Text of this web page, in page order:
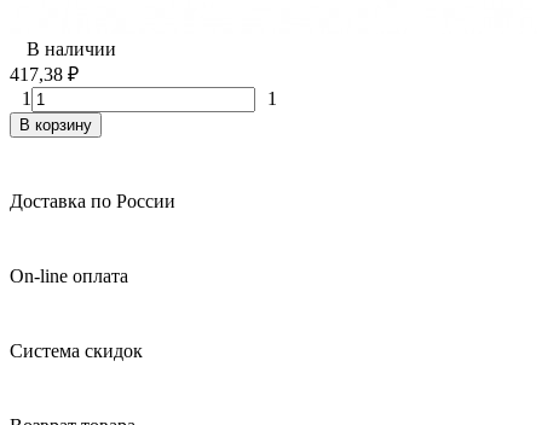
В наличии
417,38 ₽
1
1
В корзину
Доставка по России
On-line оплата
Система скидок